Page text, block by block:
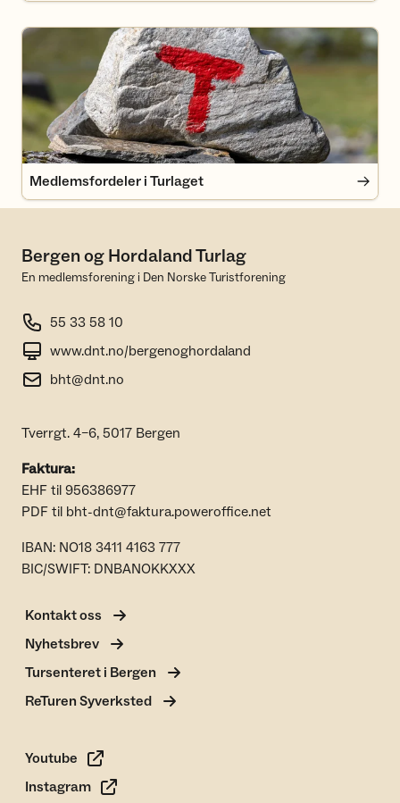
Medlemsfordeler i Turlaget
Medlemsfordeler i Turlaget
Bergen og Hordaland Turlag
En medlemsforening i Den Norske Turistforening
55 33 58 10
www.dnt.no/bergenoghordaland
bht@dnt.no
Tverrgt. 4–6, 5017 Bergen
Faktura:
EHF til 956386977
PDF til bht-dnt@faktura.poweroffice.net
IBAN: NO18 3411 4163 777
BIC/SWIFT: DNBANOKKXXX
Kontakt oss
Nyhetsbrev
Tursenteret i Bergen
ReTuren Syverksted
Youtube
Instagram